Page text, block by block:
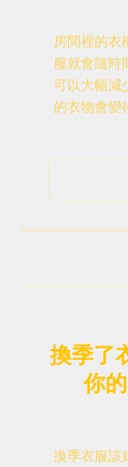
房間裡的衣
服就會隨時
可以大幅減
的衣物會變
換季了
你
換季衣服該